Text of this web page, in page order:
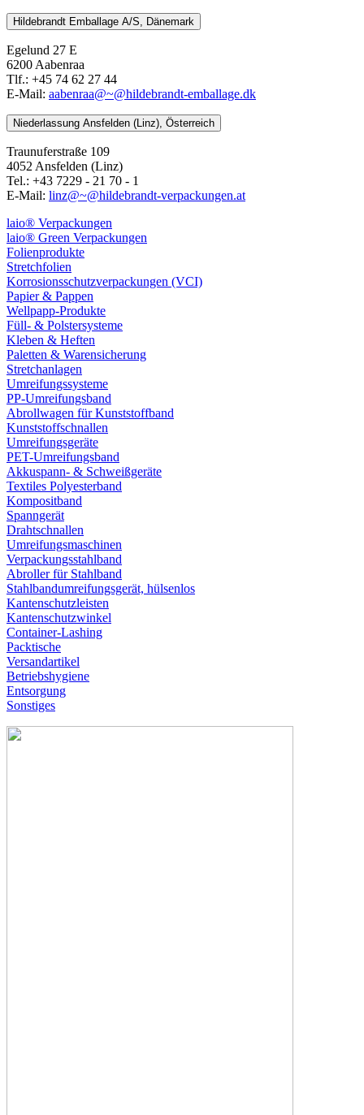
Hildebrandt Emballage A/S, Dänemark
Egelund 27 E
6200 Aabenraa
Tlf.: +45 74 62 27 44
E-Mail: aabenraa@~@hildebrandt-emballage.dk
Niederlassung Ansfelden (Linz), Österreich
Traunuferstraße 109
4052 Ansfelden (Linz)
Tel.: +43 7229 - 21 70 - 1
E-Mail: linz@~@hildebrandt-verpackungen.at
laio® Verpackungen
laio® Green Verpackungen
Folienprodukte
Stretchfolien
Korrosionsschutzverpackungen (VCI)
Papier & Pappen
Wellpapp-Produkte
Füll- & Polstersysteme
Kleben & Heften
Paletten & Warensicherung
Stretchanlagen
Umreifungssysteme
PP-Umreifungsband
Abrollwagen für Kunststoffband
Kunststoffschnallen
Umreifungsgeräte
PET-Umreifungsband
Akkuspann- & Schweißgeräte
Textiles Polyesterband
Kompositband
Spanngerät
Drahtschnallen
Umreifungsmaschinen
Verpackungsstahlband
Abroller für Stahlband
Stahlbandumreifungsgerät, hülsenlos
Kantenschutzleisten
Kantenschutzwinkel
Container-Lashing
Packtische
Versandartikel
Betriebshygiene
Entsorgung
Sonstiges